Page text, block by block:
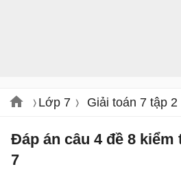
Lớp 7 Giải toán 7 tập 2
Đáp án câu 4 đề 8 kiểm
7